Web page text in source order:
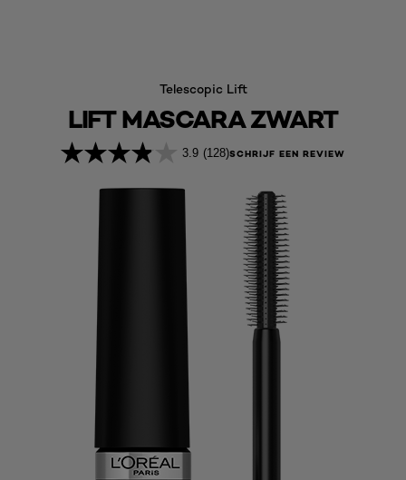
Telescopic Lift
LIFT MASCARA ZWART
3.9 (128)SCHRIJF EEN REVIEW